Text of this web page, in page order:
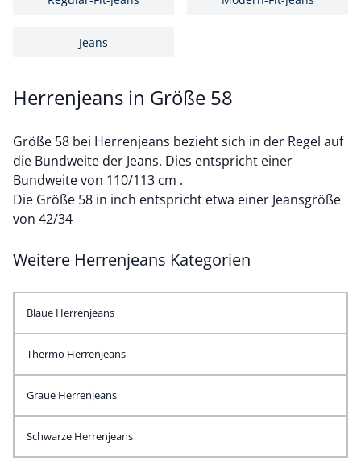
Jeans
Herrenjeans in Größe 58
Größe 58 bei Herrenjeans bezieht sich in der Regel auf
die Bundweite der Jeans. Dies entspricht einer
Bundweite von 110/113 cm .
Die Größe 58 in inch entspricht etwa einer Jeansgröße
von 42/34
Weitere Herrenjeans Kategorien
Blaue Herrenjeans
Thermo Herrenjeans
Graue Herrenjeans
Schwarze Herrenjeans